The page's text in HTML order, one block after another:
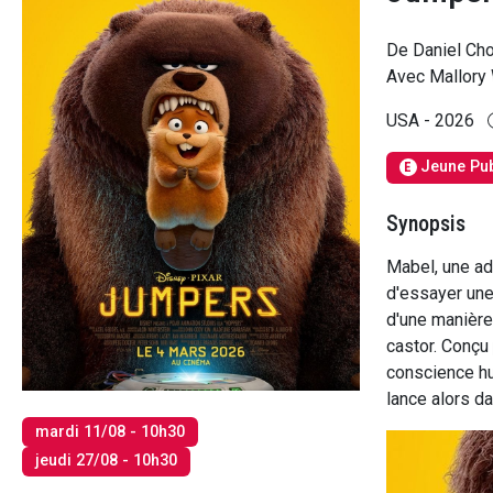
mardi 11/08 - 10h30
jeudi 27/08 - 10h30
De Daniel
Avec Mallory
USA - 2026
E Jeune
Synopsis
Mabel, une
d'essayer
d'une
castor.
conscience
lance alors